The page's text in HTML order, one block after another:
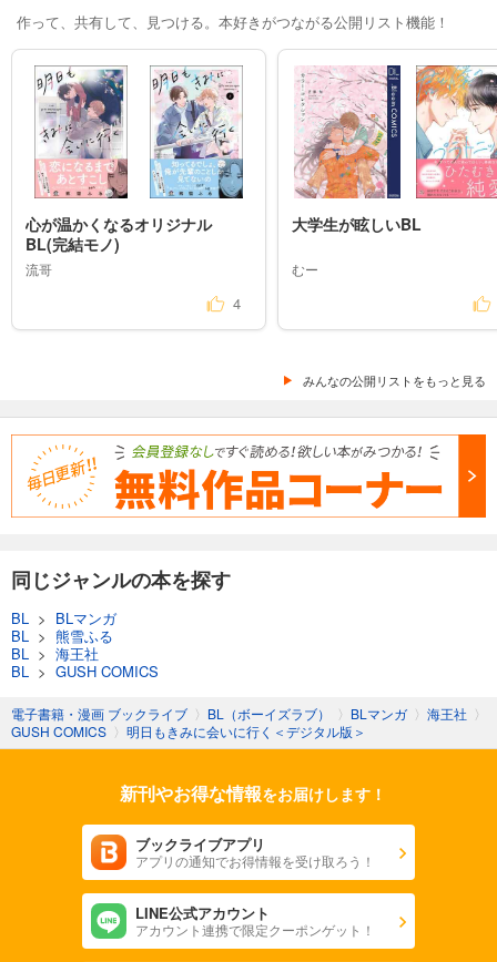
作って、共有して、見つける。本好きがつながる公開リスト機能！
心が温かくなるオリジナル
BL(完結モノ)
流哥
4
大学生が眩しいBL
むー
みんなの公開リストをもっと見る
同じジャンルの本を探す
BL > BLマンガ
BL > 熊雪ふる
BL > 海王社
BL > GUSH COMICS
電子書籍・漫画 ブックライブ 〉 BL（ボーイズラブ） 〉 BLマンガ 〉 海王社 〉
GUSH COMICS 〉 明日もきみに会いに行く＜デジタル版＞
新刊やお得な情報をお届けします！
ブックライブアプリ
アプリの通知でお得情報を受け取ろう！
LINE公式アカウント
アカウント連携で限定クーポンゲット！